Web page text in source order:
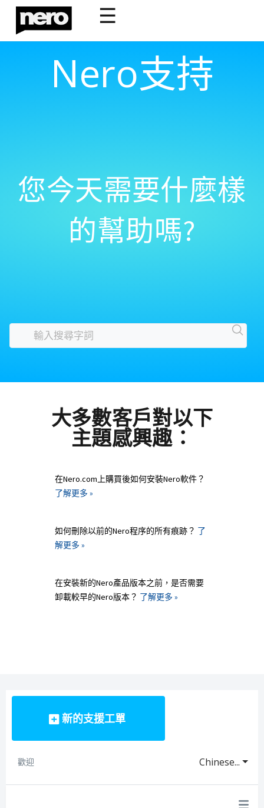
☰
Nero支持
您今天需要什麼樣
的幫助嗎?
大多數客戶對以下
主題感興趣：
在Nero.com上購買後如何安裝Nero軟件？
了解更多 »
如何刪除以前的Nero程序的所有痕跡？ 了
解更多 »
在安裝新的Nero產品版本之前，是否需要
卸載較早的Nero版本？ 了解更多 »
新的支援工單
Chinese...
歡迎